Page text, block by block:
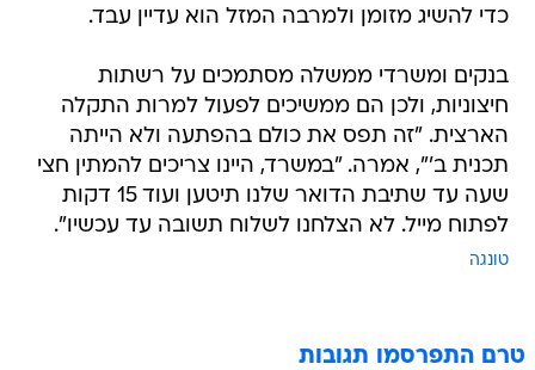
כדי להשיג מזומן ולמרבה המזל הוא עדיין עבד.
בנקים ומשרדי ממשלה מסתמכים על רשתות
חיצוניות, ולכן הם ממשיכים לפעול למרות התקלה
הארצית. "זה תפס את כולם בהפתעה ולא הייתה
תכנית ב'", אמרה. "במשרד, היינו צריכים להמתין חצי
שעה עד שתיבת הדואר שלנו תיטען ועוד 15 דקות
לפתוח מייל. לא הצלחנו לשלוח תשובה עד עכשיו".
טונגה
טרם התפרסמו תגובות